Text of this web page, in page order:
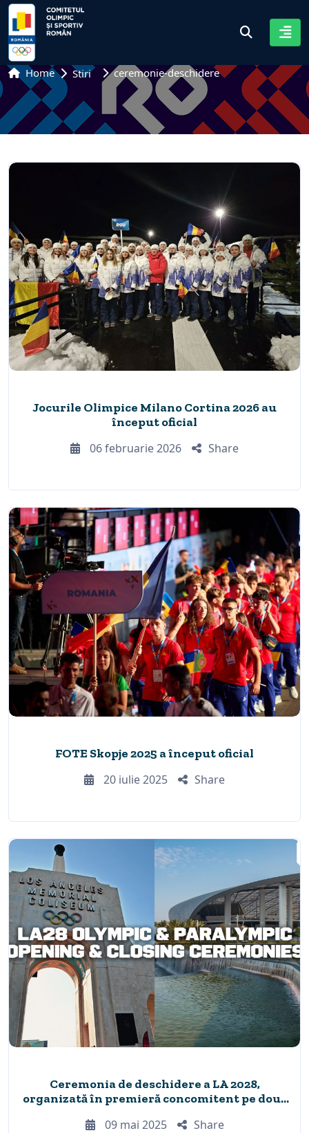
Home Stiri ceremonie-deschidere
Jocurile Olimpice Milano Cortina 2026 au
început oficial
06 februarie 2026
Share
FOTE Skopje 2025 a început oficial
20 iulie 2025
Share
Ceremonia de deschidere a LA 2028,
organizată în premieră concomitent pe două
09 mai 2025 Share